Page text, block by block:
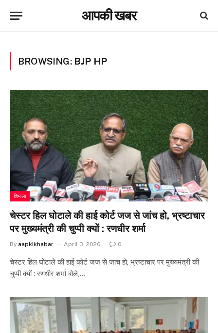
आपकी खबर
BROWSING: BJP HP
शिमला
चेस्टर हिल घोटाले की हाई कोर्ट जज से जांच हो, भ्रष्टाचार
पर मुख्यमंत्री की चुप्पी क्यों : रणधीर शर्मा
By aapkikhabar April 3, 2026 0
चेस्टर हिल घोटाले की हाई कोर्ट जज से जांच हो, भ्रष्टाचार पर मुख्यमंत्री की
चुप्पी क्यों : रणधीर शर्मा बोले,…